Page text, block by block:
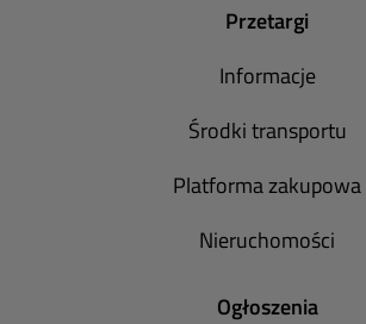
Przetargi
Informacje
Środki transportu
Platforma zakupowa
Nieruchomości
Ogłoszenia